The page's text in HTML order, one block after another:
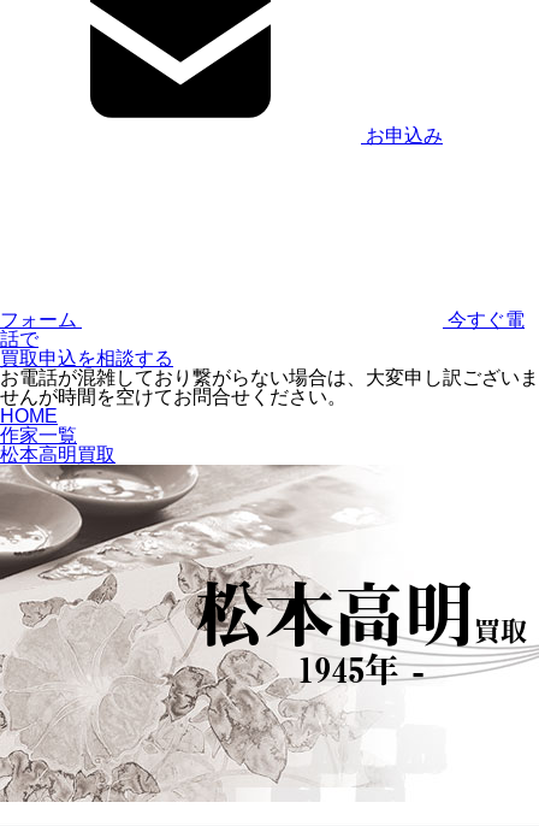
お申込み
フォーム
今すぐ電
話で
買取申込を相談する
お電話が混雑しており繋がらない場合は、大変申し訳ございま
せんが時間を空けてお問合せください。
HOME
作家一覧
松本高明買取
松本高明買取
1945年 -